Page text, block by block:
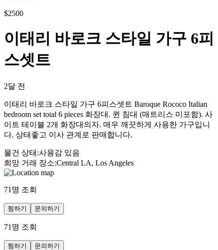
$2500
이태리 바로크 스타일 가구 6피
스셋트
2달 전
이태리 바로크 스타일 가구 6피스셋트 Baroque Rococo Italian
bedroom set total 6 pieces 화장대. 퀸 침대 (매트리스 미포함). 사
이트 테이블 2개 화장대의자. 매우 깨끗하게 사용한 가구입니
다. 상태좋고 이사 관계로 판매합니다.
물건 상태 :사용감 있음
희망 거래 장소:Central LA, Los Angeles
71 명 조회
찜하기 문의하기
71 명 조회
찜하기 문의하기